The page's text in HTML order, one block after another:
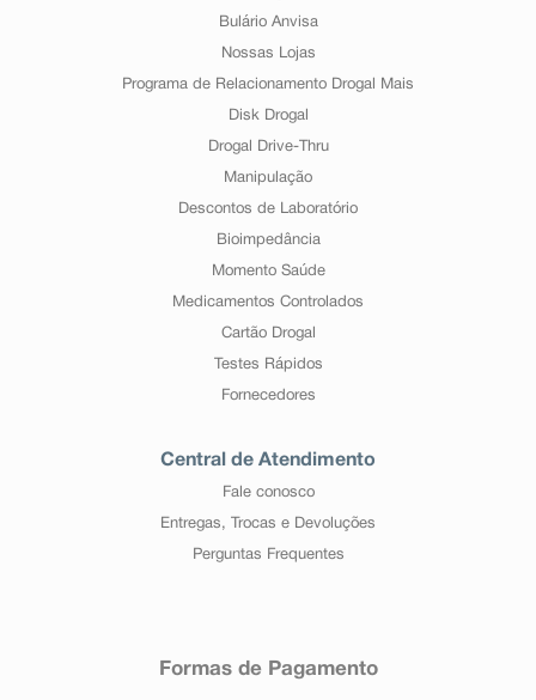
Bulário Anvisa
Nossas Lojas
Programa de Relacionamento Drogal Mais
Disk Drogal
Drogal Drive-Thru
Manipulação
Descontos de Laboratório
Bioimpedância
Momento Saúde
Medicamentos Controlados
Cartão Drogal
Testes Rápidos
Fornecedores
Central de Atendimento
Fale conosco
Entregas, Trocas e Devoluções
Perguntas Frequentes
Formas de Pagamento